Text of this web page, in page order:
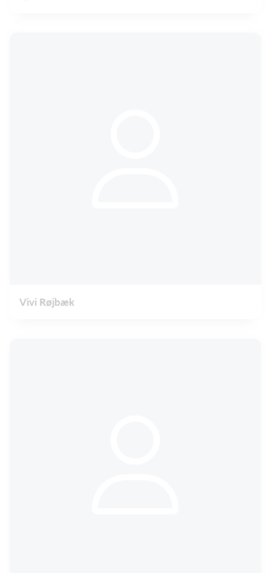
Vivi Røjbæk